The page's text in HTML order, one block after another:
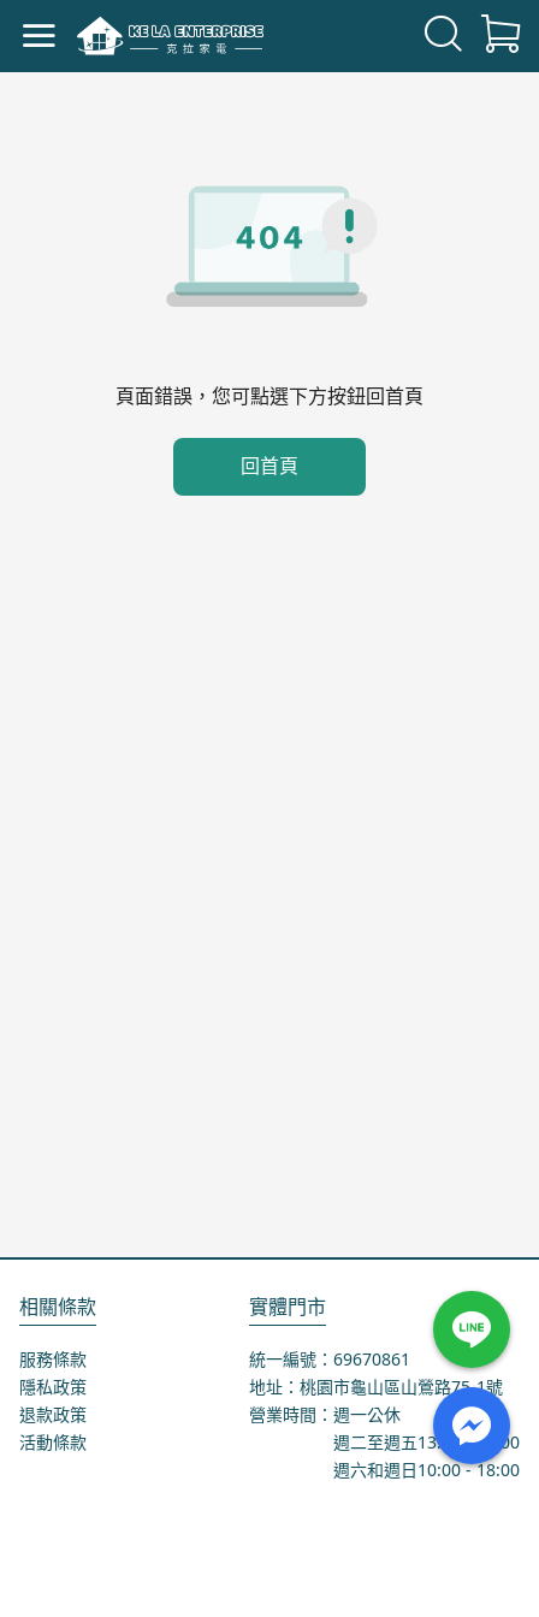
頁面錯誤，您可點選下方按鈕回首頁
回首頁
相關條款
服務條款
隱私政策
退款政策
活動條款
實體門市
統一編號：69670861
地址：桃園市龜山區山鶯路75-1號
營業時間：週一公休
週二至週五13:00 - 18:00
週六和週日10:00 - 18:00